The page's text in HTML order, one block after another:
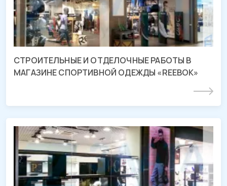
СТРОИТЕЛЬНЫЕ И ОТДЕЛОЧНЫЕ РАБОТЫ В
МАГАЗИНЕ СПОРТИВНОЙ ОДЕЖДЫ «REEBOK»
ТРЦ «Красная Площадь», г. Краснодар
Подробнее
СМР и отделочные работы магазина
«PAOLO CONTE»
ТРЦ «МЕГА Адыгея-Кубань», Республика Адыгея